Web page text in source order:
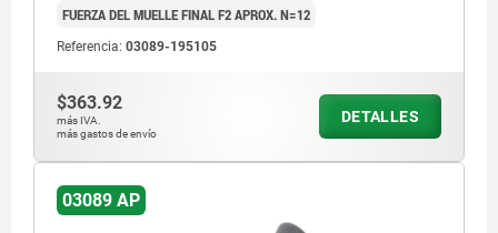
FUERZA DEL MUELLE FINAL F2 APROX. N=12
Referencia: 03089-195105
$363.92
más IVA.
más gastos de envío
DETALLES
03089 AP